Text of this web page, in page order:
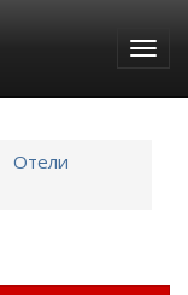
Отели